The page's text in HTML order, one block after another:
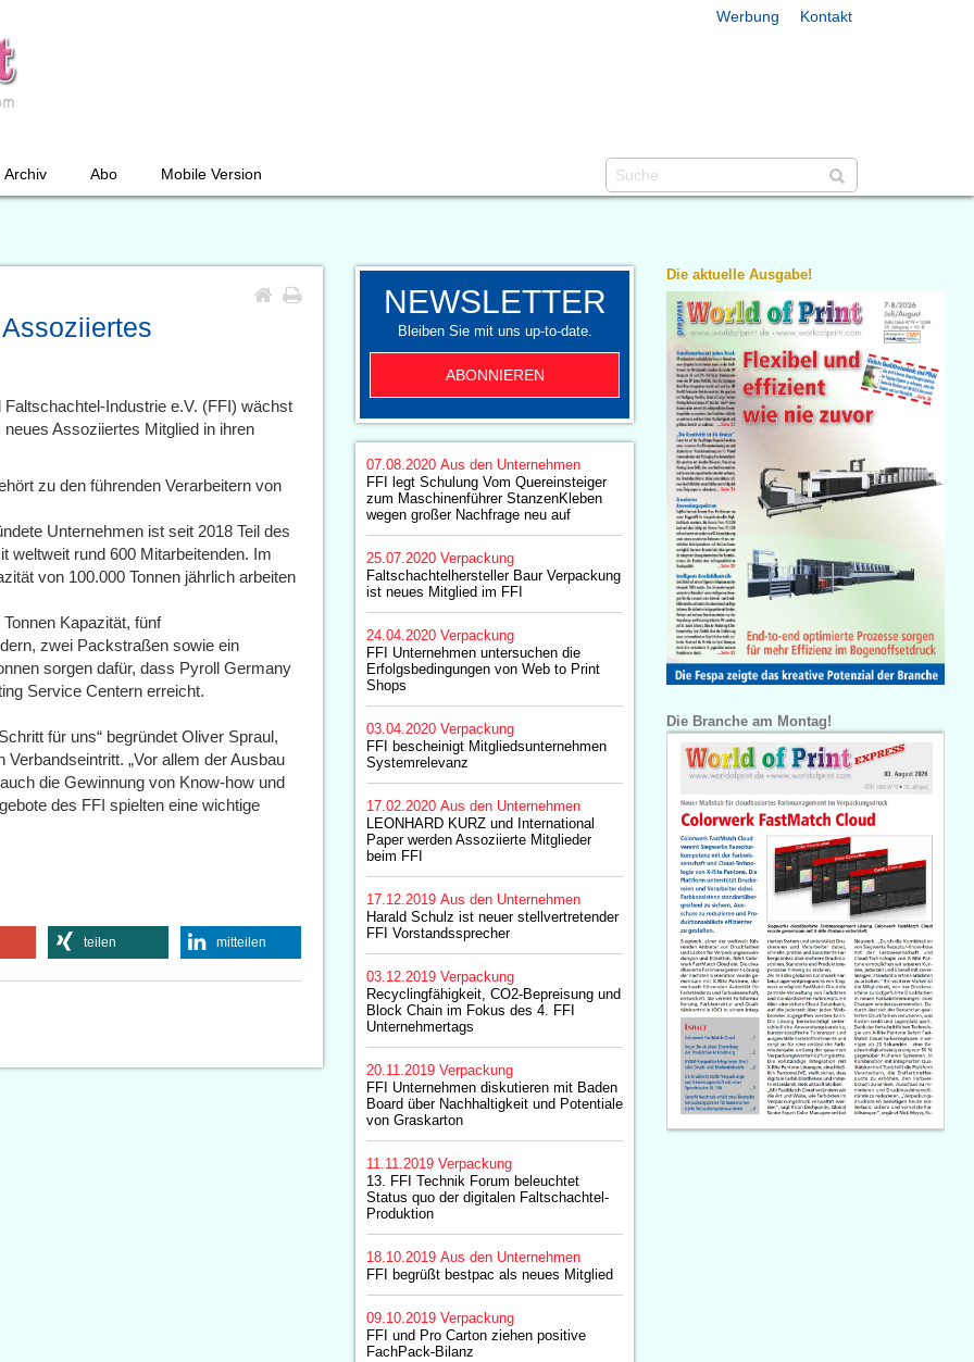
Werbung Kontakt
Archiv Abo Mobile Version
Industrie e.V. (FFI) wächst
Assoziiertes Mitglied in ihren
zu den führenden Verarbeitern von
Unternehmen ist seit 2018 Teil des
weltweit rund 600 Mitarbeitenden. Im
von 100.000 Tonnen jährlich arbeiten
Kapazität, fünf
zwei Packstraßen sowie ein
sorgen dafür, dass Pyroll Germany
Service Centern erreicht.
für uns“ begründet Oliver Spraul,
„Vor allem der Ausbau
die Gewinnung von Know-how und
des FFI spielten eine wichtige
teilen mitteilen
NEWSLETTER
Bleiben Sie mit uns up-to-date.
ABONNIEREN
07.08.2020 Aus den Unternehmen
FFI legt Schulung Vom Quereinsteiger
zum Maschinenführer StanzenKleben
wegen großer Nachfrage neu auf
25.07.2020 Verpackung
Faltschachtelhersteller Baur Verpackung
ist neues Mitglied im FFI
24.04.2020 Verpackung
FFI Unternehmen untersuchen die
Erfolgsbedingungen von Web to Print
Shops
03.04.2020 Verpackung
FFI bescheinigt Mitgliedsunternehmen
Systemrelevanz
17.02.2020 Aus den Unternehmen
LEONHARD KURZ und International
Paper werden Assoziierte Mitglieder
beim FFI
17.12.2019 Aus den Unternehmen
Harald Schulz ist neuer stellvertretender
FFI Vorstandssprecher
03.12.2019 Verpackung
Recyclingfähigkeit, CO2-Bepreisung und
Block Chain im Fokus des 4. FFI
Unternehmertags
20.11.2019 Verpackung
FFI Unternehmen diskutieren mit Baden
Board über Nachhaltigkeit und Potentiale
von Graskarton
11.11.2019 Verpackung
13. FFI Technik Forum beleuchtet
Status quo der digitalen Faltschachtel-
Produktion
18.10.2019 Aus den Unternehmen
FFI begrüßt bestpac als neues Mitglied
09.10.2019 Verpackung
FFI und Pro Carton ziehen positive
FachPack-Bilanz
Die aktuelle Ausgabe!
Die Branche am Montag!